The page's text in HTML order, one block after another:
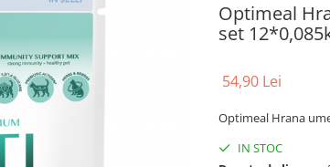
Optimeal
set
54,90 Lei
Optimeal Hrana
IN STOC